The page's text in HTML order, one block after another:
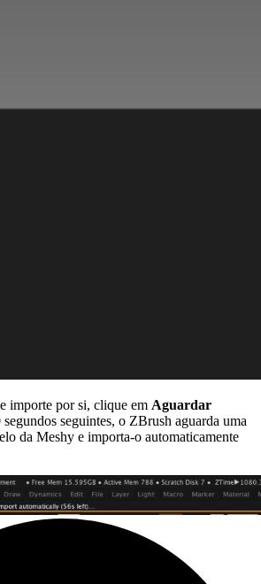
importe por si, clique em Aguardar
seguintes, o ZBrush aguarda uma
da Meshy e importa-o automaticamente